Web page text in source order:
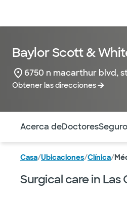
Baylor Scott &
6750 n macarthur blvd,
Obtener las direcciones
Acerca deDoctores
Casa/Ubicaciones/Clínica/
Surgical care in Las